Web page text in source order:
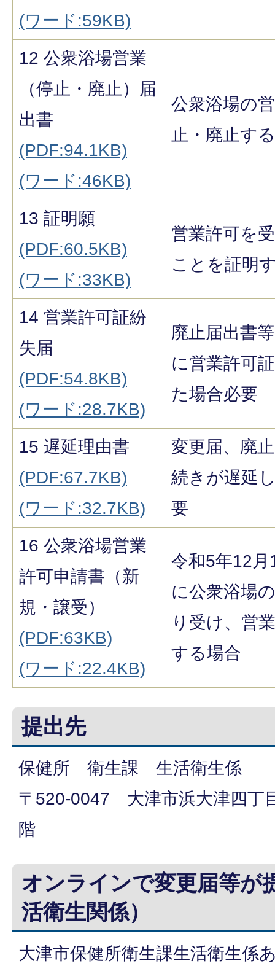
(ワード:59KB)
12 公衆浴場営業
（停止・廃止）届
出書
(PDF:94.1KB)
(ワード:46KB)
公衆浴場の
止・廃止す
13 証明願
(PDF:60.5KB)
(ワード:33KB)
営業許可を
ことを証明
14 営業許可証紛
失届
(PDF:54.8KB)
(ワード:28.7KB)
廃止届出書
に営業許可
た場合必要
15 遅延理由書
(PDF:67.7KB)
(ワード:32.7KB)
変更届、廃
続きが遅延
要
16 公衆浴場営業
許可申請書（新
規・譲受）
(PDF:63KB)
(ワード:22.4KB)
令和5年12月
に公衆浴場
り受け、営
する場合
提出先
保健所 衛生課 生活衛生係
〒520-0047 大津市浜大津四丁
階
オンラインで変更届等が
活衛生関係）
大津市保健所衛生課生活衛生係